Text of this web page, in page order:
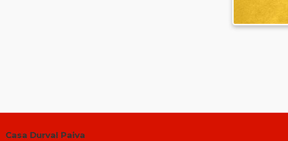
Casa Durval Paiva